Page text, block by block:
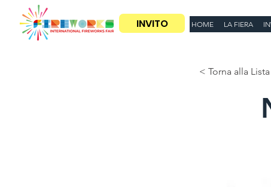
HOME LA FIERA
INVITO
< Torna alla Lista